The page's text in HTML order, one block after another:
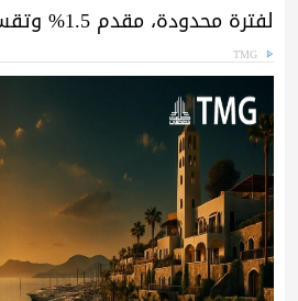
لفترة محدودة، مقدم 1.5% وتقسيط حتى 15 سنة
TMG